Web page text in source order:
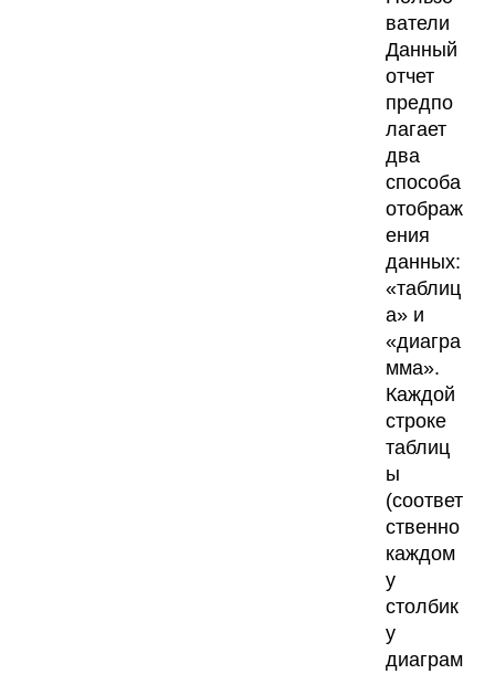
ватели
Данный
отчет
предпо
лагает
два
способа
отображ
ения
данных:
«таблиц
а» и
«диагра
мма».
Каждой
строке
таблиц
ы
(соответ
ственно
каждом
у
столбик
у
диаграм